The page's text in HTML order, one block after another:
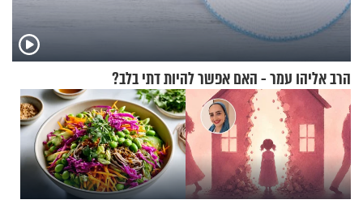
הרב אליהו עמר - האם אפשר להיות דתי בלב?